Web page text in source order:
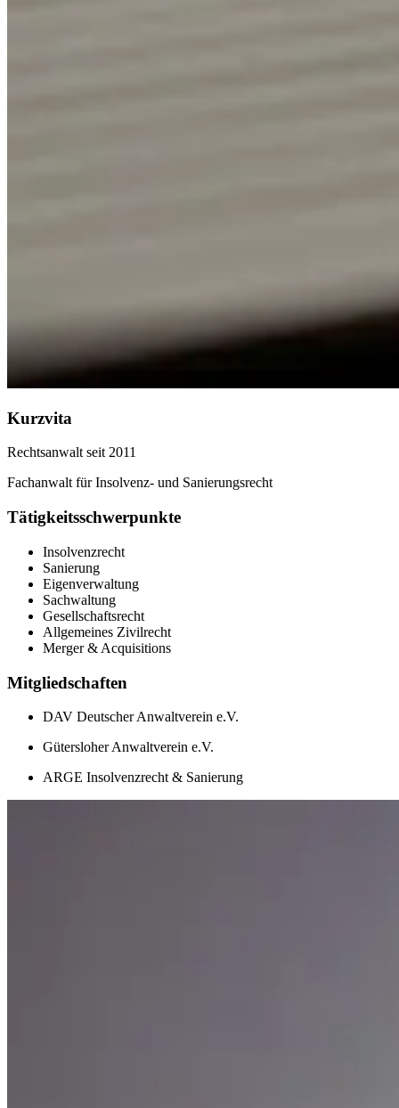
Kurzvita
Rechtsanwalt seit 2011
Fachanwalt für Insolvenz- und Sanierungsrecht
Tätigkeitsschwerpunkte
Insolvenzrecht
Sanierung
Eigenverwaltung
Sachwaltung
Gesellschaftsrecht
Allgemeines Zivilrecht
Merger & Acquisitions
Mitgliedschaften
DAV Deutscher Anwaltverein e.V.
Gütersloher Anwaltverein e.V.
ARGE Insolvenzrecht & Sanierung